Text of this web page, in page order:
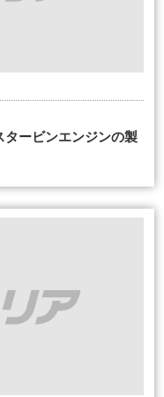
ービンエンジンの製